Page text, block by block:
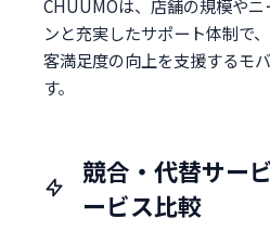
CHUUMOは、店舗の規模や
ンと充実したサポート体制で
客満足度の向上を支援するモ
す。
競合・代替サー
ービス比較